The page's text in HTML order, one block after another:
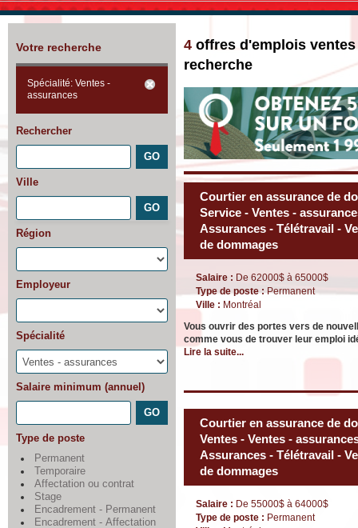
Votre recherche
Spécialité: Ventes -
assurances
Rechercher
Ville
Région
Employeur
Spécialité
Salaire minimum (annuel)
Type de poste
Permanent
Temporaire
Affectation ou contrat
Stage
Encadrement - Permanent
Encadrement - Affectation
4 offres d'emplois
recherche
Courtier en assurance de
Service - Ventes -
Assurances - Télétravail -
de dommages
Salaire : De 62000$ à 65000$
Type de poste :Permanent
Ville : Montréal
Vous ouvrir des portes vers de
comme vous de trouver leur emploi
Lire la suite...
Courtier en assurance de
Ventes - Ventes -
Assurances - Télétravail -
de dommages
Salaire : De 55000$ à 64000$
Type de poste : Permanent